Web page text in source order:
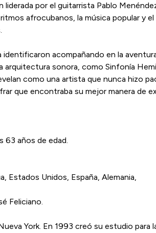
por el guitarrista Pablo
afrocubanos, la música popular y el
acompañando en la
sonora, como Sinfonía
como una artista que nunca hizo
que encontraba su mejor manera de
63 años de edad.
Estados Unidos, España, Alemania,
Feliciano.
York. En 1993 creó su estudio para